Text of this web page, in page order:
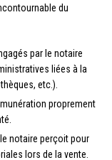
du
par le notaire
liées à la
etc.).
proprement
notaire perçoit pour
lors de la vente.